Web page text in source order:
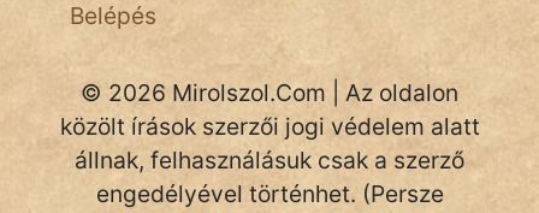
Belépés
© 2026 Mirolszol.Com | Az oldalon
közölt írások szerzői jogi védelem alatt
állnak, felhasználásuk csak a szerző
engedélyével történhet. (Persze